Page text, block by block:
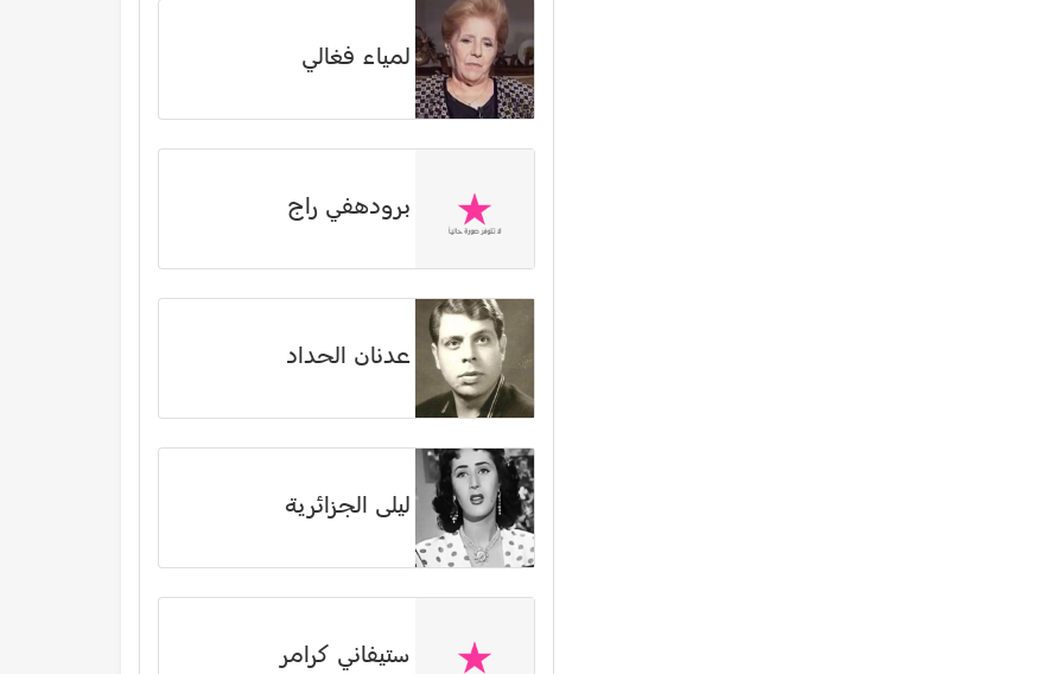
لمياء فغالي
برودهفي راج
عدنان الحداد
ليلى الجزائرية
ستيفاني كرامر